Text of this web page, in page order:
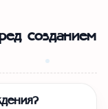
созданием